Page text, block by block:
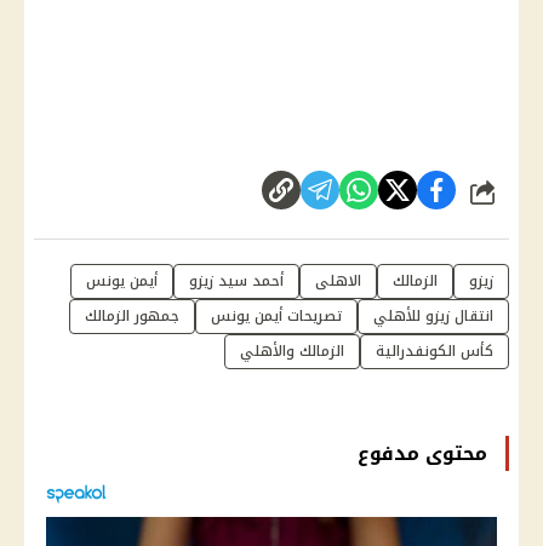
شارك
زيزو الزمالك الاهلى أحمد سيد زيزو
أيمن يونس
انتقال زيزو للأهلي
تصريحات أيمن يونس
جمهور الزمالك
كأس الكونفدرالية
الزمالك والأهلي
محتوى مدفوع